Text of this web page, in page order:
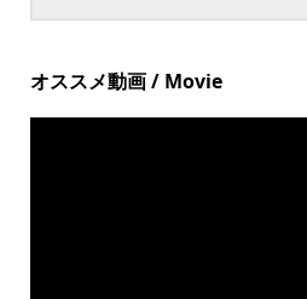
オススメ動画 / Movie